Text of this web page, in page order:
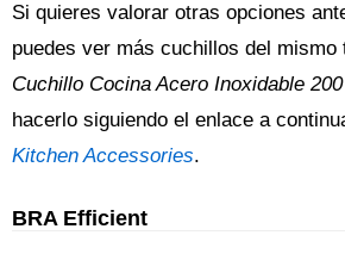
Si quieres valorar otras opciones
puedes ver más cuchillos del
Cuchillo Cocina Acero Inoxidable
hacerlo siguiendo el enlace a
Kitchen Accessories.
BRA Efficient